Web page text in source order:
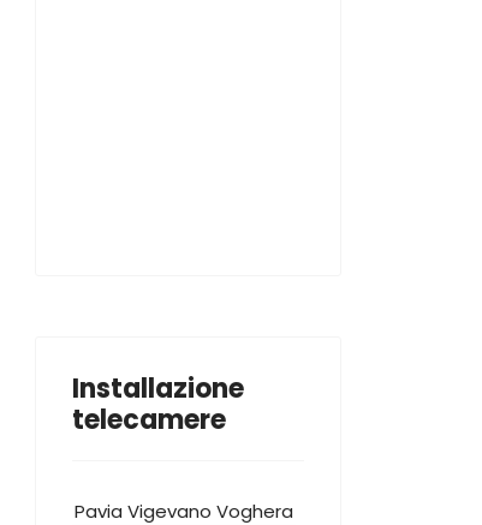
Installazione
telecamere
Pavia Vigevano Voghera